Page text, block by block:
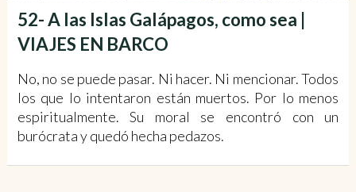
52- A las Islas Galápagos, como sea |
VIAJES EN BARCO
No, no se puede pasar. Ni hacer. Ni mencionar. Todos
los que lo intentaron están muertos. Por lo menos
espiritualmente. Su moral se encontró con un
burócrata y quedó hecha pedazos.